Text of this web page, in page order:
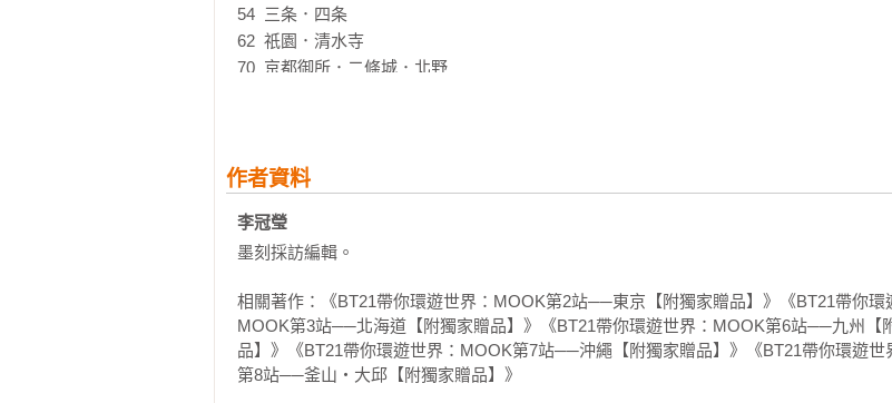
54  三条．四条
62  祇園．清水寺
70  京都御所．二條城．北野
88  嵐山．嵯峨野
兵庫怎麼玩？
96  三宮．北野異人館．舊居留地
110 有馬溫泉．六甲山
114 西宮．甲子園
118 明石．垂水．淡路島
122 姫路
作者資料
李冠瑩
墨刻採訪編輯。
相關著作：《BT21帶你環遊世界：MOOK第2站──東京【附獨家贈品】》《BT21帶你環
MOOK第3站──北海道【附獨家贈品】》《BT21帶你環遊世界：MOOK第6站──九州【
品】》《BT21帶你環遊世界：MOOK第7站──沖繩【附獨家贈品】》《BT21帶你環遊世
第8站──釜山‧大邱【附獨家贈品】》